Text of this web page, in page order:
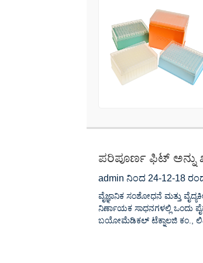
ಪರಿಪೂರ್ಣ ಫಿಟ್ ಅನ್ನು
admin ನಿಂದ 24-12-18
ವೈಜ್ಞಾನಿಕ ಸಂಶೋಧನೆ ಮತ್ತು
ನಿರ್ಣಾಯಕ ಸಾಧನಗಳಲ್ಲಿ ಒಂದು
ಬಯೋಮೆಡಿಕಲ್ ಟೆಕ್ನಾಲಜಿ ಕಂ.,